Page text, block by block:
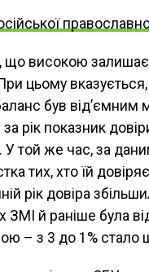
що високою
цьому
був від’ємним
рік показник
У той же час, за
тих, хто їй
рік довіра
ЗМІ й раніше була
– з 3 до 1%